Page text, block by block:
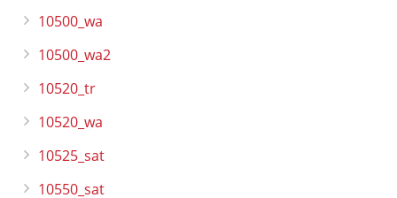
10500_wa
10500_wa2
10520_tr
10520_wa
10525_sat
10550_sat